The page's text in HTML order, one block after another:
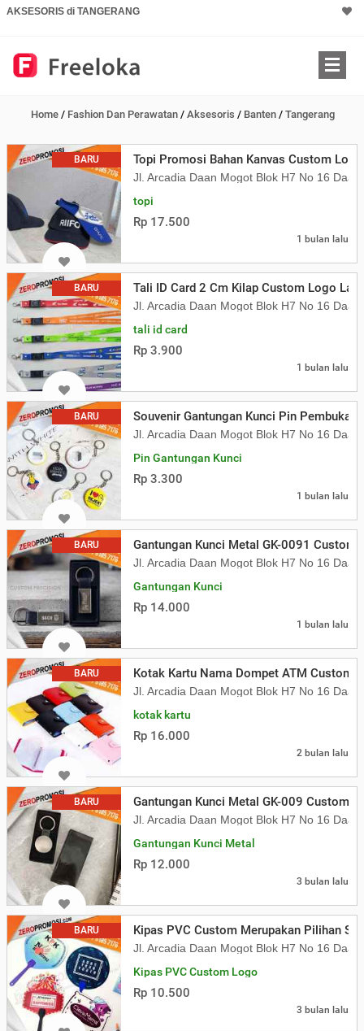
AKSESORIS di TANGERANG
Home/ Fashion Dan Perawatan/ Aksesoris / Banten/ Tangerang
BARU Topi Promosi Bahan Kanvas Custom
Jl. Arcadia Daan Mogot Blok H7 No 16
topi
Rp 17.500
1 bulan lalu
BARU Tali ID Card 2 Cm Kilap Custom Logo
Jl. Arcadia Daan Mogot Blok H7 No 16
tali id card
Rp 3.900
1 bulan lalu
BARU Souvenir Gantungan Kunci Pin Pembuka
Jl. Arcadia Daan Mogot Blok H7 No 16
Pin Gantungan Kunci
Rp 3.300
1 bulan lalu
BARU Gantungan Kunci Metal GK-0091 Custom
Jl. Arcadia Daan Mogot Blok H7 No 16
Gantungan Kunci
Rp 14.000
1 bulan lalu
BARU Kotak Kartu Nama Dompet ATM Custom
Jl. Arcadia Daan Mogot Blok H7 No 16
kotak kartu
Rp 16.000
2 bulan lalu
BARU Gantungan Kunci Metal GK-009 Custom
Jl. Arcadia Daan Mogot Blok H7 No 16
Gantungan Kunci Metal
Rp 12.000
3 bulan lalu
BARU Kipas PVC Custom Merupakan Pilihan
Jl. Arcadia Daan Mogot Blok H7 No 16
Kipas PVC Custom Logo
Rp 10.500
3 bulan lalu